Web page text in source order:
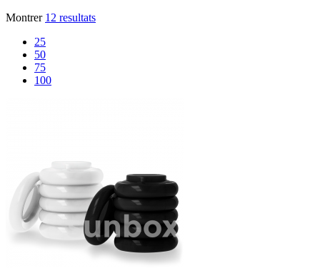
Montrer 12 resultats
25
50
75
100